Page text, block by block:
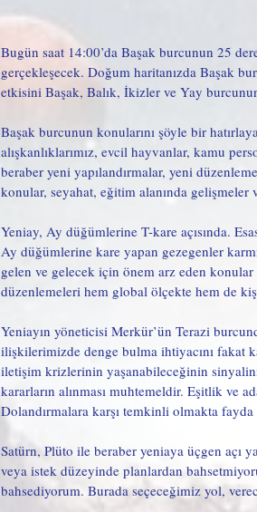
Bugün saat 14:00’da Başak burcunun 25
gerçekleşecek. Doğum haritanızda Başak
etkisini Başak, Balık, İkizler ve Yay
Başak burcunun konularını şöyle bir
alışkanlıklarımız, evcil hayvanlar, kamu
beraber yeni yapılandırmalar, yeni
konular, seyahat, eğitim alanında gelişmeler
Yeniay, Ay düğümlerine T-kare açısında.
Ay düğümlerine kare yapan gezegenler
gelen ve gelecek için önem arz eden
düzenlemeleri hem global ölçekte hem de
Yeniayın yöneticisi Merkür’ün Terazi
ilişkilerimizde denge bulma ihtiyacını fakat
iletişim krizlerinin yaşanabileceğinin
kararların alınması muhtemeldir. Eşitlik ve
Dolandırmalara karşı temkinli olmakta fayda
Satürn, Plüto ile beraber yeniaya üçgen açı
veya istek düzeyinde planlardan
bahsediyorum. Burada seçeceğimiz yol,